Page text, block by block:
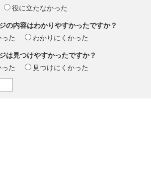
役に立たなかった
の内容はわかりやすかったですか？
た
わかりにくかった
は見つけやすかったですか？
た
見つけにくかった